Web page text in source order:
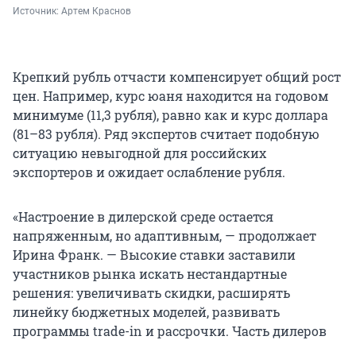
Источник: Артем Краснов
Крепкий рубль отчасти компенсирует общий рост
цен. Например, курс юаня находится на годовом
минимуме (11,3 рубля), равно как и курс доллара
(81–83 рубля). Ряд экспертов считает подобную
ситуацию невыгодной для российских
экспортеров и ожидает ослабление рубля.
«Настроение в дилерской среде остается
напряженным, но адаптивным, — продолжает
Ирина Франк. — Высокие ставки заставили
участников рынка искать нестандартные
решения: увеличивать скидки, расширять
линейку бюджетных моделей, развивать
программы trade-in и рассрочки. Часть дилеров